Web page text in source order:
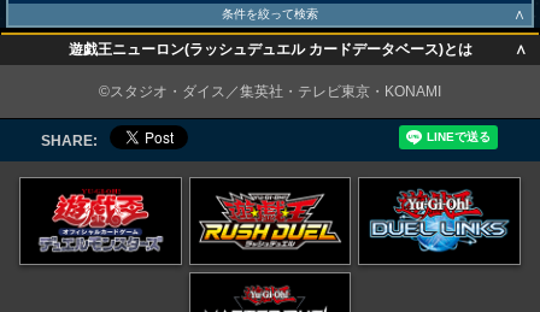
条件を絞って検索 ∧
遊戯王ニューロン(ラッシュデュエル カードデータベース)とは ∧
©スタジオ・ダイス／集英社・テレビ東京・KONAMI
SHARE: